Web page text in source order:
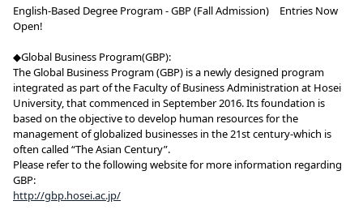
English-Based Degree Program - GBP (Fall Admission) Entries Now
Open!
◆Global Business Program(GBP):
The Global Business Program (GBP) is a newly designed program
integrated as part of the Faculty of Business Administration at Hosei
University, that commenced in September 2016. Its foundation is
based on the objective to develop human resources for the
management of globalized businesses in the 21st century-which is
often called “The Asian Century”.
Please refer to the following website for more information regarding
GBP:
http://gbp.hosei.ac.jp/